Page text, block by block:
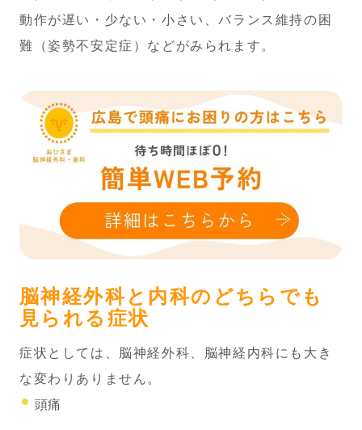
動作が遅い・少ない・小さい、バランス維持の困
難（姿勢不安定症）などがみられます。
脳神経外科と内科のどちらでも
見られる症状
症状としては、脳神経外科、脳神経内科にも大き
な変わりありません。
頭痛